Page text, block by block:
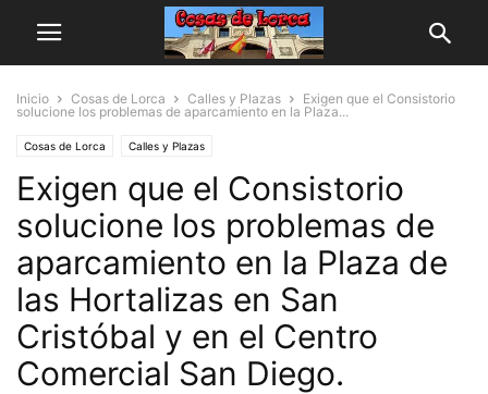
Inicio Cosas de Lorca Calles y Plazas
Exigen que el Consistorio
solucione los problemas de aparcamiento en la Plaza...
Cosas de Lorca Calles y Plazas
Exigen que el Consistorio
solucione los problemas de
aparcamiento en la Plaza de
las Hortalizas en San
Cristóbal y en el Centro
Comercial San Diego.